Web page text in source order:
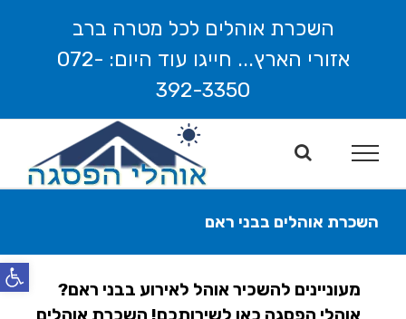
פתח
השכרת אוהלים לכל מטרה ברב
אזורי הארץ... חייגו עוד היום: 072-
392-3350
השכרת אוהלים בבני ראם
מעוניינים להשכיר אוהל לאירוע בבני ראם?
אוהלי הפסגה כאן לשירותכם! השכרת אוהלים